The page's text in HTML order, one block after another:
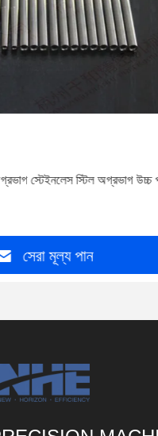
স্টেইনলেস স্টিল অগ্রভাগ উচ্চ
সেরা মূল্য পান